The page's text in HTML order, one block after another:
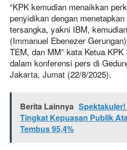
“KPK kemudian menaikkan
penyidikan dengan
tersangka, yakni IBM,
(Immanuel Ebenezer
TEM, dan MM” kata Ketua
dalam konferensi pers di
Jakarta, Jumat (22/8/2025).
Berita Lainnya
Tingkat Kepuasan Publik
Tembus 95,4%